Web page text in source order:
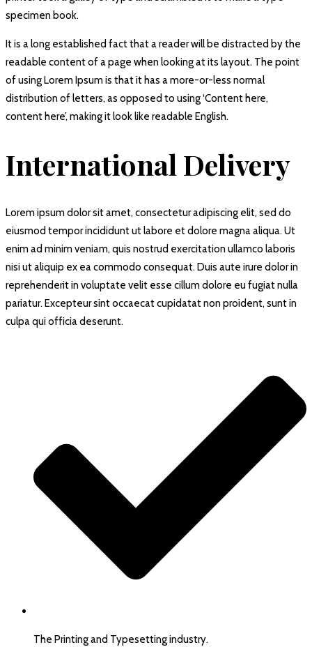
specimen book.
It is a long established fact that a reader will be distracted by the
readable content of a page when looking at its layout. The point
of using Lorem Ipsum is that it has a more-or-less normal
distribution of letters, as opposed to using ‘Content here,
content here’, making it look like readable English.
International Delivery
Lorem ipsum dolor sit amet, consectetur adipiscing elit, sed do
eiusmod tempor incididunt ut labore et dolore magna aliqua. Ut
enim ad minim veniam, quis nostrud exercitation ullamco laboris
nisi ut aliquip ex ea commodo consequat. Duis aute irure dolor in
reprehenderit in voluptate velit esse cillum dolore eu fugiat nulla
pariatur. Excepteur sint occaecat cupidatat non proident, sunt in
culpa qui officia deserunt.
The Printing and Typesetting industry.